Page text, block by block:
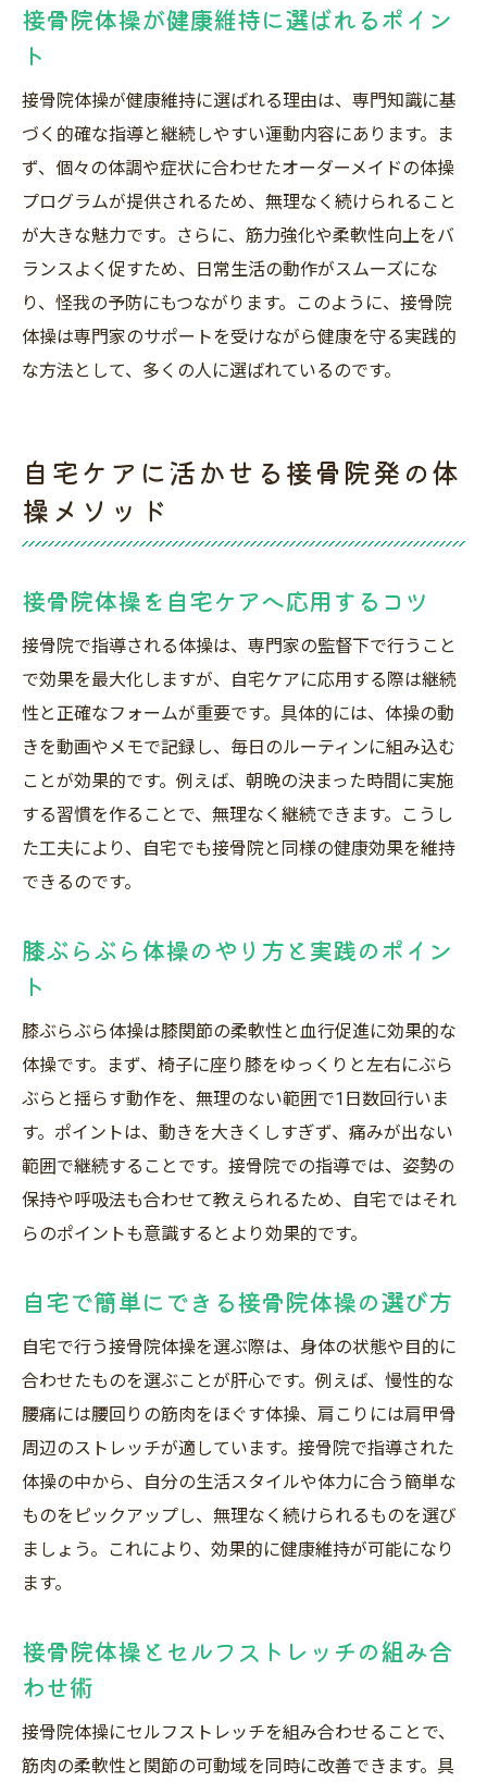
接骨院体操が健康維持に選ばれるポイン
ト
接骨院体操が健康維持に選ばれる理由は、専門知識に基
づく的確な指導と継続しやすい運動内容にあります。ま
ず、個々の体調や症状に合わせたオーダーメイドの体操
プログラムが提供されるため、無理なく続けられること
が大きな魅力です。さらに、筋力強化や柔軟性向上をバ
ランスよく促すため、日常生活の動作がスムーズにな
り、怪我の予防にもつながります。このように、接骨院
体操は専門家のサポートを受けながら健康を守る実践的
な方法として、多くの人に選ばれているのです。
自宅ケアに活かせる接骨院発の体
操メソッド
接骨院体操を自宅ケアへ応用するコツ
接骨院で指導される体操は、専門家の監督下で行うこと
で効果を最大化しますが、自宅ケアに応用する際は継続
性と正確なフォームが重要です。具体的には、体操の動
きを動画やメモで記録し、毎日のルーティンに組み込む
ことが効果的です。例えば、朝晩の決まった時間に実施
する習慣を作ることで、無理なく継続できます。こうし
た工夫により、自宅でも接骨院と同様の健康効果を維持
できるのです。
膝ぶらぶら体操のやり方と実践のポイン
ト
膝ぶらぶら体操は膝関節の柔軟性と血行促進に効果的な
体操です。まず、椅子に座り膝をゆっくりと左右にぶら
ぶらと揺らす動作を、無理のない範囲で1日数回行いま
す。ポイントは、動きを大きくしすぎず、痛みが出ない
範囲で継続することです。接骨院での指導では、姿勢の
保持や呼吸法も合わせて教えられるため、自宅ではそれ
らのポイントも意識するとより効果的です。
自宅で簡単にできる接骨院体操の選び方
自宅で行う接骨院体操を選ぶ際は、身体の状態や目的に
合わせたものを選ぶことが肝心です。例えば、慢性的な
腰痛には腰回りの筋肉をほぐす体操、肩こりには肩甲骨
周辺のストレッチが適しています。接骨院で指導された
体操の中から、自分の生活スタイルや体力に合う簡単な
ものをピックアップし、無理なく続けられるものを選び
ましょう。これにより、効果的に健康維持が可能になり
ます。
接骨院体操とセルフストレッチの組み合
わせ術
接骨院体操にセルフストレッチを組み合わせることで、
筋肉の柔軟性と関節の可動域を同時に改善できます。具